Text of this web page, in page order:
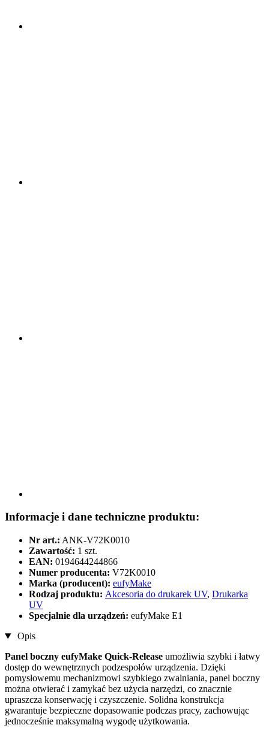
Informacje i dane techniczne produktu:
Nr art.: ANK-V72K0010
Zawartość: 1 szt.
EAN: 0194644244866
Numer producenta: V72K0010
Marka (producent): eufyMake
Rodzaj produktu: Akcesoria do drukarek UV, Drukarka
UV
Specjalnie dla urządzeń: eufyMake E1
Opis
Panel boczny eufyMake Quick-Release umożliwia szybki i łatwy
dostęp do wewnętrznych podzespołów urządzenia. Dzięki
pomysłowemu mechanizmowi szybkiego zwalniania, panel boczny
można otwierać i zamykać bez użycia narzędzi, co znacznie
upraszcza konserwację i czyszczenie. Solidna konstrukcja
gwarantuje bezpieczne dopasowanie podczas pracy, zachowując
jednocześnie maksymalną wygodę użytkowania.